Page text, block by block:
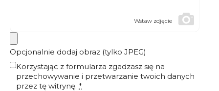
Wstaw zdjęcie
Opcjonalnie dodaj obraz (tylko JPEG)
Korzystając z formularza zgadzasz się na
przechowywanie i przetwarzanie twoich danych
przez tę witrynę. *